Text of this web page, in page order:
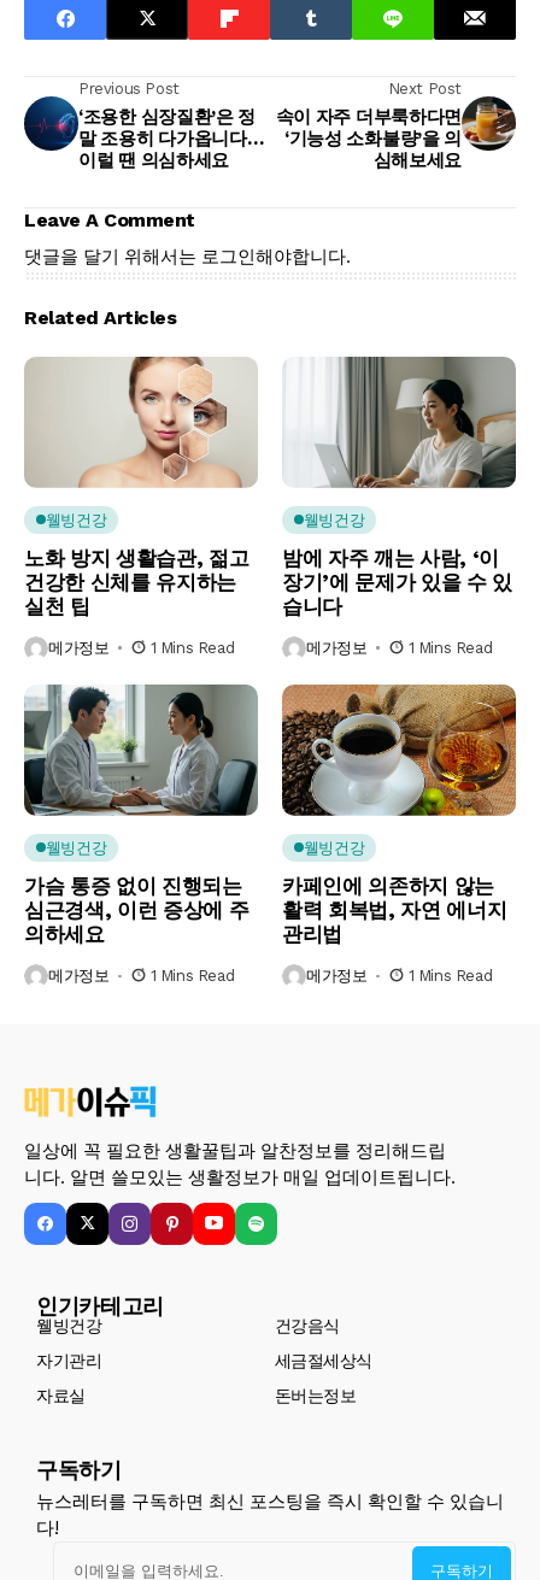
Previous Post
‘조용한 심장질환’은 정
말 조용히 다가옵니다…
이럴 땐 의심하세요
Next Post
속이 자주 더부룩하다면
‘기능성 소화불량’을 의
심해보세요
Leave A Comment
댓글을 달기 위해서는 로그인해야합니다.
Related Articles
웰빙건강
노화 방지 생활습관, 젊고
건강한 신체를 유지하는
실천 팁
메가정보 1 Mins Read
웰빙건강
밤에 자주 깨는 사람, ‘이
장기’에 문제가 있을 수 있
습니다
메가정보 1 Mins Read
웰빙건강
가슴 통증 없이 진행되는
심근경색, 이런 증상에 주
의하세요
메가정보 1 Mins Read
웰빙건강
카페인에 의존하지 않는
활력 회복법, 자연 에너지
관리법
메가정보 1 Mins Read
일상에 꼭 필요한 생활꿀팁과 알찬정보를 정리해드립
니다. 알면 쓸모있는 생활정보가 매일 업데이트됩니다.
인기카테고리
웰빙건강
건강음식
자기관리
세금절세상식
자료실
돈버는정보
구독하기
뉴스레터를 구독하면 최신 포스팅을 즉시 확인할 수 있습니
다!